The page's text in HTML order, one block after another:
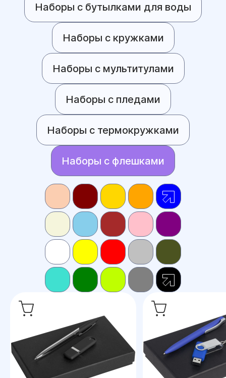
Наборы с бутылками для воды
Наборы с кружками
Наборы с мультитулами
Наборы с пледами
Наборы с термокружками
Наборы с флешками